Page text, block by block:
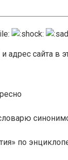
адрес сайта
по